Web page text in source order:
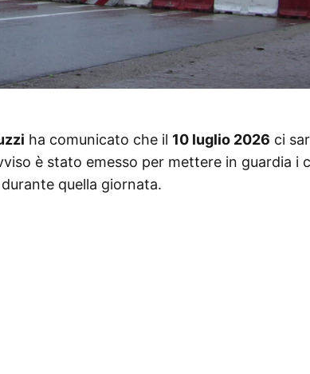
ha comunicato che il 10 luglio 2026 ci
è stato emesso per mettere in guardia i
quella giornata.